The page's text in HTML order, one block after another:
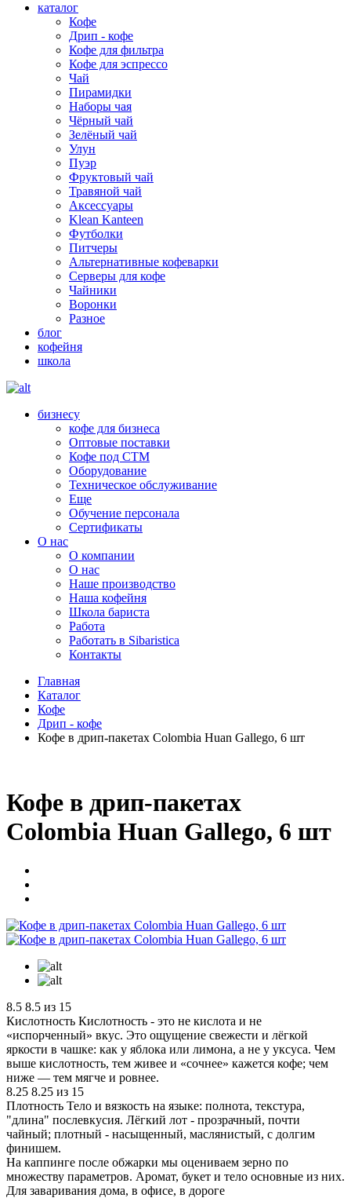
каталог
Кофе
Дрип - кофе
Кофе для фильтра
Кофе для эспрессо
Чай
Пирамидки
Наборы чая
Чёрный чай
Зелёный чай
Улун
Пуэр
Фруктовый чай
Травяной чай
Аксессуары
Klean Kanteen
Футболки
Питчеры
Альтернативные кофеварки
Серверы для кофе
Чайники
Воронки
Разное
блог
кофейня
школа
бизнесу
кофе для бизнеса
Оптовые поставки
Кофе под СТМ
Оборудование
Техническое обслуживание
Еще
Обучение персонала
Сертификаты
О нас
O компании
О нас
Наше производство
Наша кофейня
Школа бариста
Работа
Работать в Sibaristica
Контакты
Главная
Каталог
Кофе
Дрип - кофе
Кофе в дрип-пакетах Colombia Huan Gallego, 6 шт
Кофе в дрип-пакетах
Colombia Huan Gallego, 6 шт
8.5 8.5 из 15
Кислотность Кислотность - это не кислота и не
«испорченный» вкус. Это ощущение свежести и лёгкой
яркости в чашке: как у яблока или лимона, а не у уксуса. Чем
выше кислотность, тем живее и «сочнее» кажется кофе; чем
ниже — тем мягче и ровнее.
8.25 8.25 из 15
Плотность Тело и вязкость на языке: полнота, текстура,
"длина" послевкусия. Лёгкий лот - прозрачный, почти
чайный; плотный - насыщенный, маслянистый, с долгим
финишем.
На каппинге после обжарки мы оцениваем зерно по
множеству параметров. Аромат, букет и тело основные из них.
Для заваривания дома, в офисе, в дороге